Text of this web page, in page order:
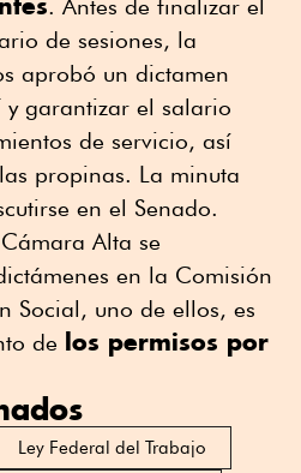
. Antes de finalizar el
de sesiones, la
aprobó un dictamen
garantizar el salario
de servicio, así
propinas. La minuta
en el Senado.
Alta se
en la Comisión
Social, uno de ellos, es
de los permisos por
Ley Federal del Trabajo